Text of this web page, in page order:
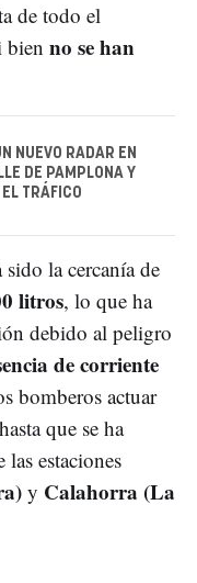
de todo el
bien no se han
NUEVO RADAR EN
DE PAMPLONA Y
TRÁFICO
la cercanía de
litros, lo que ha
debido al peligro
de corriente
bomberos actuar
que se ha
estaciones
y Calahorra (La